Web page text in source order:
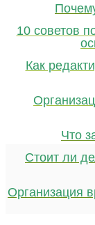
10 советов
Как
Что
Стоит ли
Организация